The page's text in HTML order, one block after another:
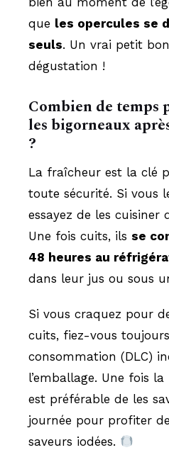
que les opercules se
seuls. Un vrai petit
dégustation !
Combien de temps
les bigorneaux
?
La fraîcheur est la clé
toute sécurité. Si vous
essayez de les cuisiner
Une fois cuits, ils se
48 heures au
dans leur jus ou sous
Si vous craquez pour
cuits, fiez-vous
consommation (DLC)
l’emballage. Une fois
est préférable de les
journée pour profiter
saveurs iodées.